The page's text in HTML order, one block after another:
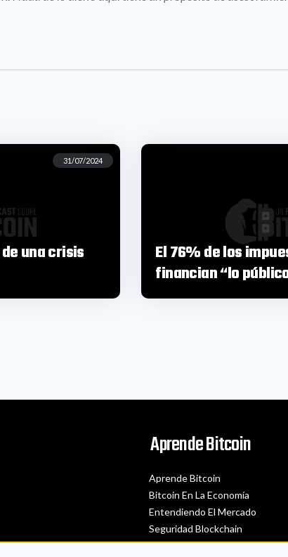
31/07/2024
una crisis
El 76% de los
financian “lo
Aprende Bitcoin
Aprende Bitcoin
Bitcoin En La Economía
Entendiendo El Mercado
Seguridad Blockchain